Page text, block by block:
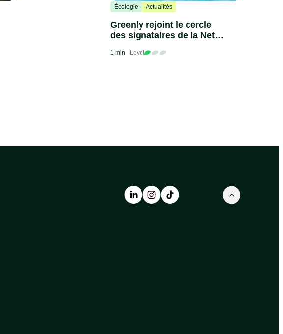
Écologie Actualités
Greenly rejoint le cercle
des signataires de la Net
1 min Level